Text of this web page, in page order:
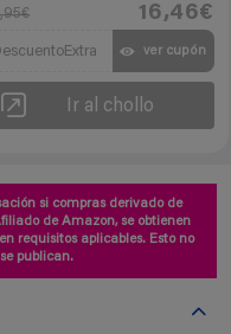
16,46€
ver cupón
Ir al chollo
si compras derivado de
de Amazon, se obtienen
requisitos aplicables. Esto no
publican.